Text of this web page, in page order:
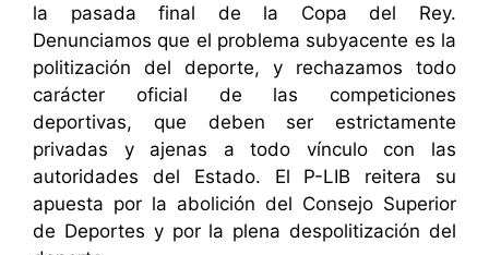
la pasada final de la Copa del Rey.
Denunciamos que el problema subyacente es la
politización del deporte, y rechazamos todo
carácter oficial de las competiciones
deportivas, que deben ser estrictamente
privadas y ajenas a todo vínculo con las
autoridades del Estado. El P-LIB reitera su
apuesta por la abolición del Consejo Superior
de Deportes y por la plena despolitización del